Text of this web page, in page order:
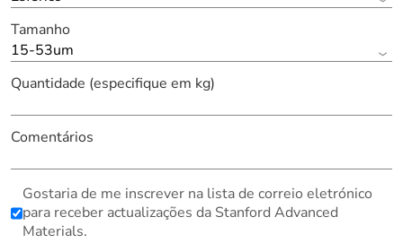
Tamanho
15-53um
Quantidade (especifique em kg)
Comentários
Gostaria de me inscrever na lista de correio eletrónico
para receber actualizações da Stanford Advanced
Materials.